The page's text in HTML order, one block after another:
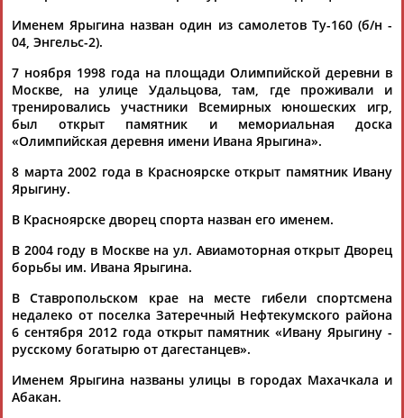
Вопросы сотрудничества и совместной деятельности
© Стадион, 1998-2026
Разработка и поддержка ООО НАИТ «Стадион»
Адресов в новостной рассылке: 996
Подпишись
Именем Ярыгина назван один из самолетов Ту-160 (б/н -
04, Энгельс-2).
7 ноября 1998 года на площади Олимпийской деревни в
Москве, на улице Удальцова, там, где проживали и
тренировались участники Всемирных юношеских игр,
был открыт памятник и мемориальная доска
«Олимпийская деревня имени Ивана Ярыгина».
8 марта 2002 года в Красноярске открыт памятник Ивану
Ярыгину.
В Красноярске дворец спорта назван его именем.
В 2004 году в Москве на ул. Авиамоторная открыт Дворец
борьбы им. Ивана Ярыгина.
В Ставропольском крае на месте гибели спортсмена
недалеко от поселка Затеречный Нефтекумского района
6 сентября 2012 года открыт памятник «Ивану Ярыгину -
русскому богатырю от дагестанцев».
Именем Ярыгина названы улицы в городах Махачкала и
Абакан.